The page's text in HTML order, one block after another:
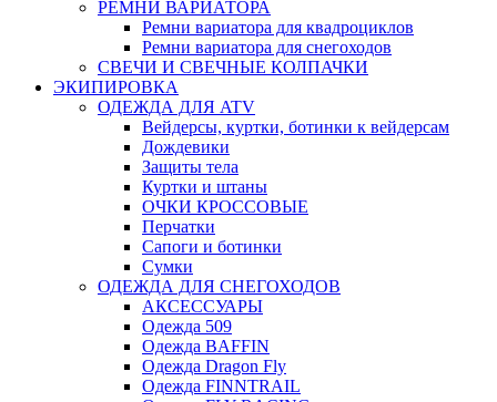
РЕМНИ ВАРИАТОРА
Ремни вариатора для квадроциклов
Ремни вариатора для снегоходов
СВЕЧИ И СВЕЧНЫЕ КОЛПАЧКИ
ЭКИПИРОВКА
ОДЕЖДА ДЛЯ ATV
Вейдерсы, куртки, ботинки к вейдерсам
Дождевики
Защиты тела
Куртки и штаны
ОЧКИ КРОССОВЫЕ
Перчатки
Сапоги и ботинки
Сумки
ОДЕЖДА ДЛЯ СНЕГОХОДОВ
АКСЕССУАРЫ
Одежда 509
Одежда BAFFIN
Одежда Dragon Fly
Одежда FINNTRAIL